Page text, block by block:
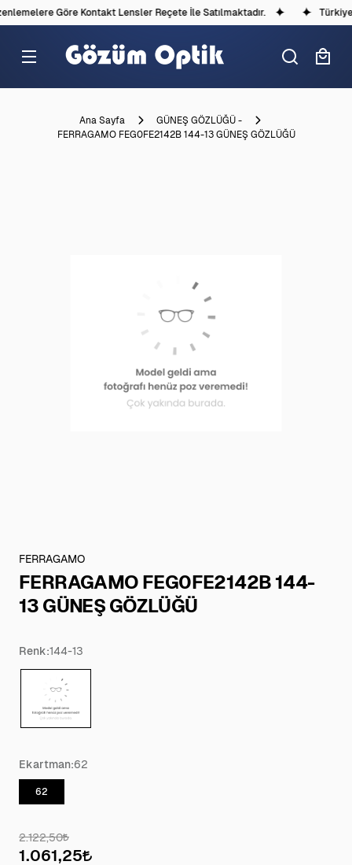
Göre Kontakt Lensler Reçete İle Satılmaktadır.
Ana Sayfa
GÜNEŞ GÖZLÜĞÜ -
FERRAGAMO FEG0FE2142B 144-13 GÜNEŞ GÖZLÜĞÜ
FERRAGAMO
FERRAGAMO FEG0FE2142B 144-
13 GÜNEŞ GÖZLÜĞÜ
Renk:144-13
Ekartman:62
62
2.122,50
1.061,25